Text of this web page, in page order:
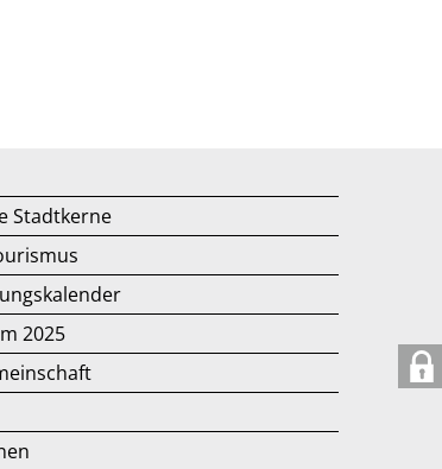
Stadtkerne
2025